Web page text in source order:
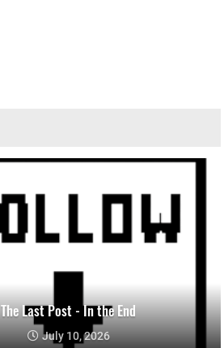
The Last Post - In the End
July 10, 2026